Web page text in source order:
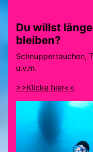
Du willst
bleiben?
Schnuppertauchen,
u.v.m.
>>Klicke hier<<